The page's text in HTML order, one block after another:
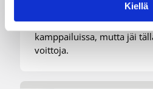
Kiellä
voittoa neljästä ottelustaan,
joukkue haastoi
kamppailuissa, mutta jäi
voittoja.